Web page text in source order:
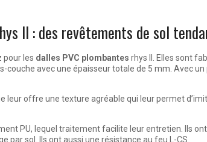
II : des revêtements de sol
pour les dalles PVC plombantes rhys II. Elles sont
avec une épaisseur totale de 5 mm. Avec
offre une texture agréable qui leur permet
PU, lequel traitement facilite leur entretien. Ils
sol. Ils ont aussi une résistance au feu L-CS.